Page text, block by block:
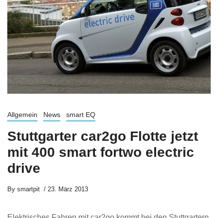
Allgemein News smart EQ
Stuttgarter car2go Flotte jetzt
mit 400 smart fortwo electric
drive
By smartpit 23. März 2013